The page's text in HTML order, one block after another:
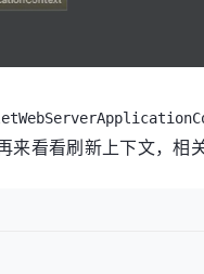
看看刷新上下文，相